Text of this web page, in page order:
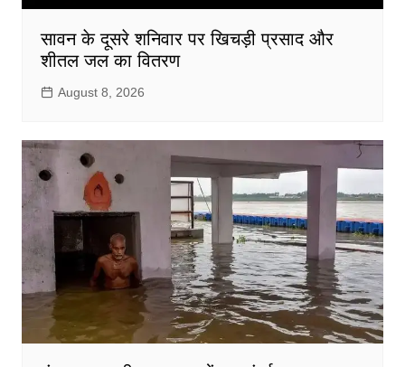
सावन के दूसरे शनिवार पर खिचड़ी प्रसाद और
शीतल जल का वितरण
August 8, 2026